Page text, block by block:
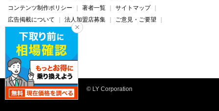
コンテンツ制作ポリシー
著者一覧
サイトマップ
広告掲載について
法人加盟店募集
ご意見・ご要望
ヘルプ・お問い合わせ
carview! Yahoo! JAPAN
© LY Corporation